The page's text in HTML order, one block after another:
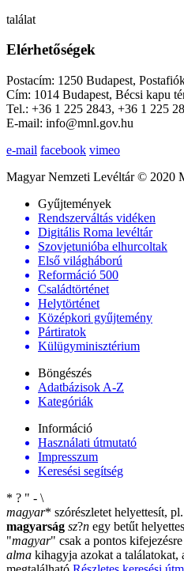
találat
Elérhetőségek
Postacím: 1250 Budapest,
Cím: 1014 Budapest, Bécsi kapu
Tel.: +36 1 225 2843, +36 1 225
E-mail: info@mnl.gov.hu
e-mail facebook vimeo
Magyar Nemzeti Levéltár © 2020
Gyűjtemények
Rendszerváltás vidéken
Digitális Roma levéltár
Szovjetunióba elhurcoltak
Első világháború
Reformáció 500
Családtörténet
Helytörténet
Középkori gyűjtemény
Pártiratok
Külügyminisztérium
Böngészés
Adatbázisok A-Z
Kategóriák
Információ
Használati útmutató
Impresszum
Keresési segítség
* ? " - \
magyar* szórészletet helyettesít,
magyarság sz?n egy betűt
"magyar" csak a pontos
alma kihagyja azokat a találatokat,